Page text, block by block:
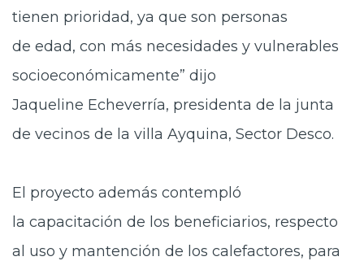
tienen prioridad, ya que son personas
de edad, con más necesidades y vulnerables
socioeconómicamente” dijo
Jaqueline Echeverría, presidenta de la junta
de vecinos de la villa Ayquina, Sector Desco.
El proyecto además contempló
la capacitación de los beneficiarios, respecto
al uso y mantención de los calefactores, para